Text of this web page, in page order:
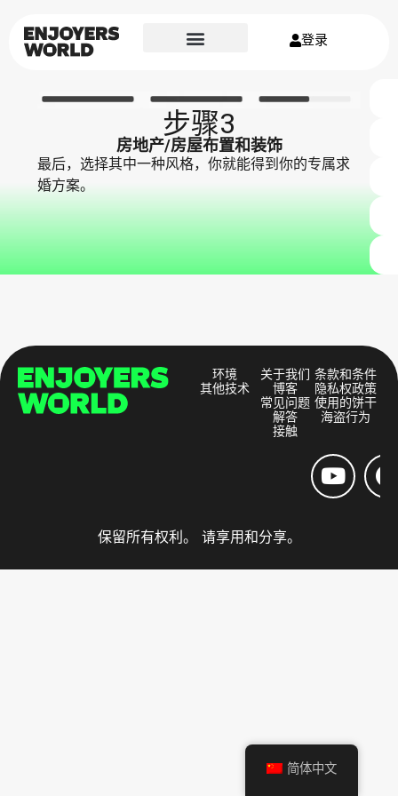
登录
步骤3
房地产/房屋布置和装饰
最后，选择其中一种风格，你就能得到你的专属求
婚方案。
环境
其他技术
关于我们
博客
常见问题
解答
接触
条款和条件
隐私权政策
使用的饼干
海盗行为
保留所有权利。 请享用和分享。
简体中文